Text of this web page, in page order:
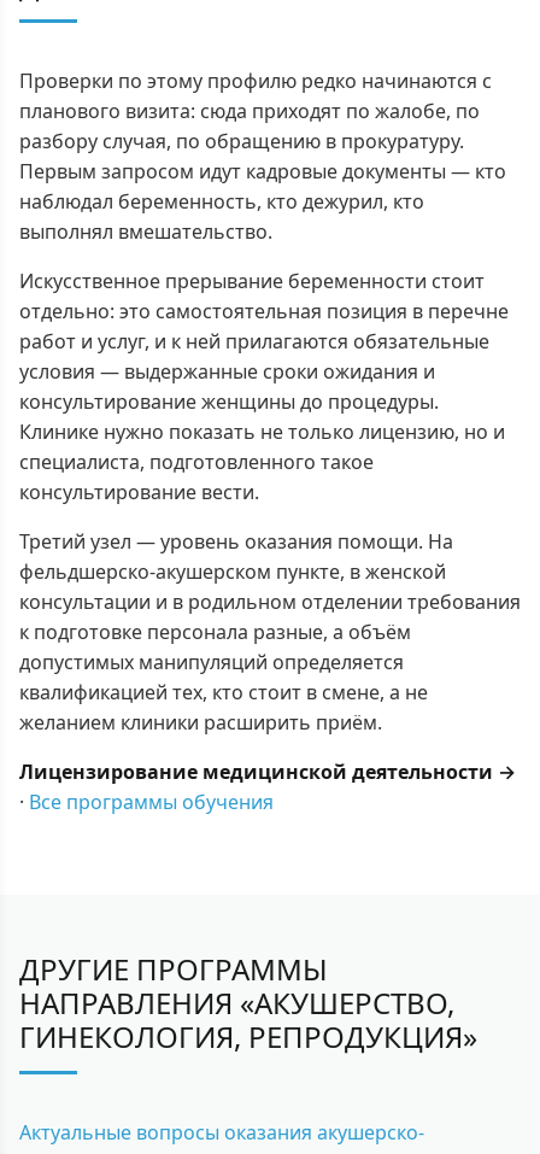
Проверки по этому профилю редко начинаются с
планового визита: сюда приходят по жалобе, по
разбору случая, по обращению в прокуратуру.
Первым запросом идут кадровые документы — кто
наблюдал беременность, кто дежурил, кто
выполнял вмешательство.
Искусственное прерывание беременности стоит
отдельно: это самостоятельная позиция в перечне
работ и услуг, и к ней прилагаются обязательные
условия — выдержанные сроки ожидания и
консультирование женщины до процедуры.
Клинике нужно показать не только лицензию, но и
специалиста, подготовленного такое
консультирование вести.
Третий узел — уровень оказания помощи. На
фельдшерско-акушерском пункте, в женской
консультации и в родильном отделении требования
к подготовке персонала разные, а объём
допустимых манипуляций определяется
квалификацией тех, кто стоит в смене, а не
желанием клиники расширить приём.
Лицензирование медицинской деятельности →
· Все программы обучения
ДРУГИЕ ПРОГРАММЫ
НАПРАВЛЕНИЯ «АКУШЕРСТВО,
ГИНЕКОЛОГИЯ, РЕПРОДУКЦИЯ»
Актуальные вопросы оказания акушерско-